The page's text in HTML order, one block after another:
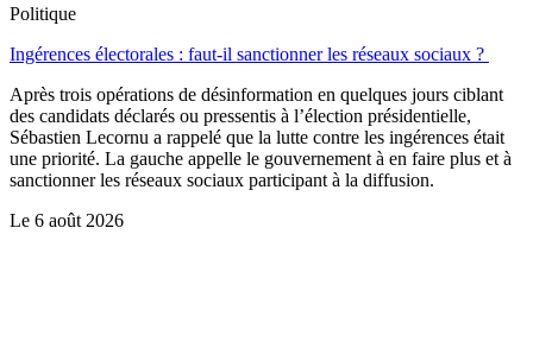
Politique
Ingérences électorales : faut-il sanctionner les réseaux sociaux ?
Après trois opérations de désinformation en quelques jours ciblant
des candidats déclarés ou pressentis à l’élection présidentielle,
Sébastien Lecornu a rappelé que la lutte contre les ingérences était
une priorité. La gauche appelle le gouvernement à en faire plus et à
sanctionner les réseaux sociaux participant à la diffusion.
Le 6 août 2026